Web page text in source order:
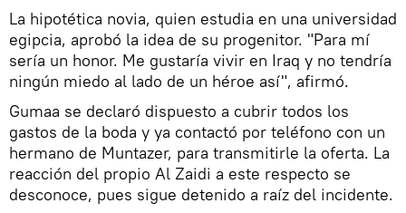
La hipotética novia, quien estudia en una universidad
egipcia, aprobó la idea de su progenitor. "Para mí
sería un honor. Me gustaría vivir en Iraq y no tendría
ningún miedo al lado de un héroe así", afirmó.
Gumaa se declaró dispuesto a cubrir todos los
gastos de la boda y ya contactó por teléfono con un
hermano de Muntazer, para transmitirle la oferta. La
reacción del propio Al Zaidi a este respecto se
desconoce, pues sigue detenido a raíz del incidente.